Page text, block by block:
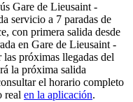
Gare de Lieusaint -
servicio a 7 paradas de
con primera salida desde
en Gare de Lieusaint -
próximas llegadas del
la próxima salida
el horario completo
real en la aplicación.